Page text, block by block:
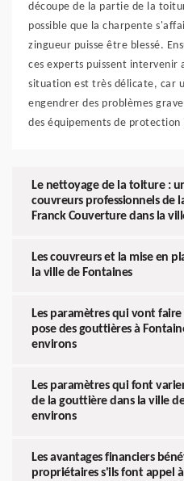
découpe de la partie de la
possible que la charpente
zingueur puisse être blessé.
ces experts puissent intervenir
situation est très délicate, car
engendrer des problèmes
des équipements de protection
Le nettoyage de la toiture :
couvreurs professionnels de
Franck Couverture dans la
Les couvreurs et la mise en
la ville de Fontaines
Les paramètres qui vont
pose des gouttières à
environs
Les paramètres qui font
de la gouttière dans la ville
environs
Les avantages financiers
propriétaires s'ils font appel